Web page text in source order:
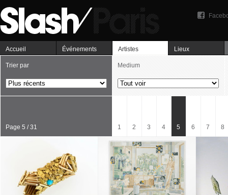
Accueil Événements Artistes Lieux
Trier par Medium
Page 5 / 31 1 2 3 4 5 6 7 8